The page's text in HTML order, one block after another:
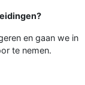
en gaan we in
te nemen.